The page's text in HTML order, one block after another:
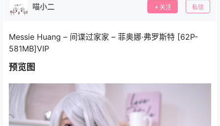
喵小二 关注 私信
Messie Huang – 间谍过家家 – 菲奥娜·弗罗斯特 [62P-
581MB]VIP
预览图